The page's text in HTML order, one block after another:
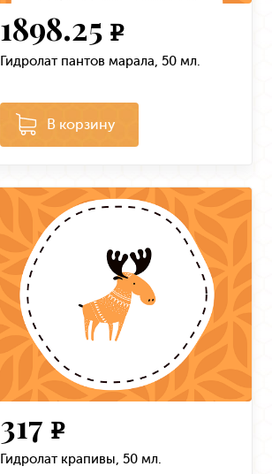
1898.25 e
Гидролат пантов марала, 50 мл.
В корзину
317 e
Гидролат крапивы, 50 мл.